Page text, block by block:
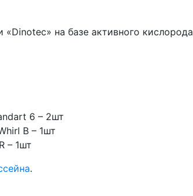
на базе активного кислорода
6 – 2шт
B – 1шт
– 1шт
.